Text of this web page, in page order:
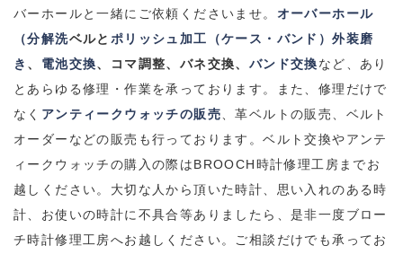
バーホールと一緒にご依頼くださいませ。 オーバーホール
（分解洗ベルと ポリッシュ加工（ケース・バンド）外装磨
き 、 電池交換、コマ調整、バネ交換、 バンド交換など、あり
とあらゆる修理・作業を承っております。
また、修理だけで
なく アンティークウォッチの販売 、革ベルトの販売、ベルト
オーダーなどの販売も行っております。ベルト交換やアンテ
ィークウォッチの購入の際はBROOCH時計修理工房までお
越しください。 大切な人から頂いた時計、思い入れのある時
計、お使いの時計に不具合等ありましたら、是非一度ブロー
チ時計修理工房へお越しください。 ご相談だけでも承ってお